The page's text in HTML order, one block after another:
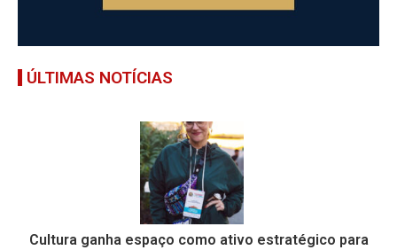
ÚLTIMAS NOTÍCIAS
Cultura ganha espaço como ativo estratégico para